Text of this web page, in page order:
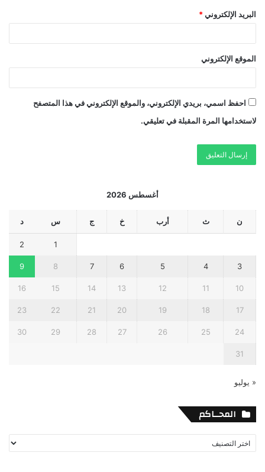
البريد الإلكتروني *
الموقع الإلكتروني
احفظ اسمي، بريدي الإلكتروني، والموقع الإلكتروني في هذا المتصفح
لاستخدامها المرة المقبلة في تعليقي.
أغسطس 2026
ن ث أرب خ ج س د
1
2
3
4
5
6
7
8
9
10
11
12
13
14
15
16
17
18
19
20
21
22
23
24
25
26
27
28
29
30
31
« يوليو
المحــاكم
المحــاكم